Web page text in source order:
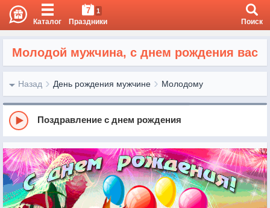
Каталог
7 1
Праздники Поиск
Молодой мужчина, с днем рождения вас
Назад День рождения мужчине Молодому
Поздравление с днем рождения